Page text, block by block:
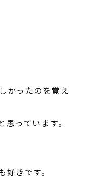
かったのを覚え
っています。
きです。